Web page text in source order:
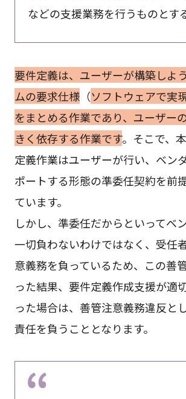
などの支援業務を行うものとす
要件定義は、ユーザーが構築しよ
ムの要求仕様（ソフトウェアで実
をまとめる作業であり、ユーザー
きく依存する作業です。そこで、
定義作業はユーザーが行い、ベン
ポートする形態の準委任契約を前
ています。
しかし、準委任だからといってベ
一切負わないわけではなく、受任
意義務を負っているため、この善
った結果、要件定義作成支援が適
った場合は、善管注意義務違反と
責任を負うこととなります。